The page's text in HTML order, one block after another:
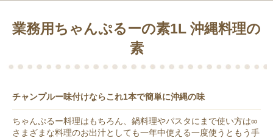
業務用ちゃんぷるーの素1L 沖縄料理の
素
チャンプルー味付けならこれ1本で簡単に沖縄の味
ちゃんぷるー料理はもちろん、鍋料理やパスタにまで使い方は∞
さまざまな料理のお出汁としても一年中使える一度使うともう手